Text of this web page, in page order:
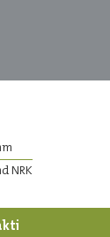
NRK